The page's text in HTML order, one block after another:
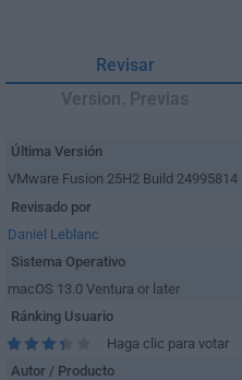
Revisar
Version. Previas
Última Versión
VMware Fusion 25H2 Build 24995814
Revisado por
Daniel Leblanc
Sistema Operativo
macOS 13.0 Ventura or later
Ránking Usuario
Haga clic para votar
Autor / Producto